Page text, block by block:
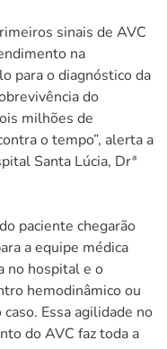
sinais de AVC
na
para o diagnóstico da
do
milhões de
o tempo”, alerta a
Santa Lúcia, Drª
paciente chegarão
a equipe médica
no hospital e o
hemodinâmico ou
Essa agilidade no
do AVC faz toda a